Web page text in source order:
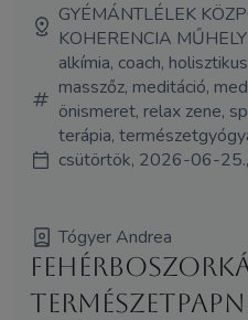
GYÉMÁNTLÉLEK
KOHERENCIA MŰHELY
alkímia, coach,
masszőz, meditáció,
önismeret, relax zene,
terápia,
csütörtök, 2026-06-
Tógyer Andrea